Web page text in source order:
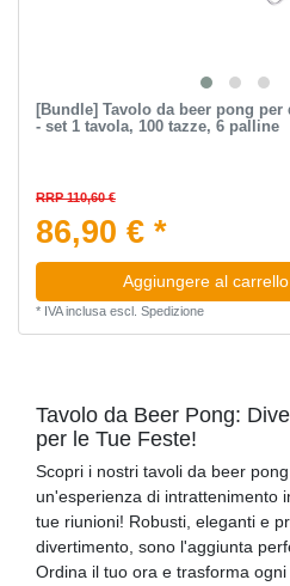
[Bundle] Tavolo da beer pong
- set 1 tavola, 100 tazze, 6 palline
RRP 110,60 €
86,90 € *
Aggiungere al
* IVA inclusaescl. Spedizione
Tavolo da Beer Pong:
per le Tue Feste!
Scopri i nostri tavoli da beer
un'esperienza di intrattenimento
tue riunioni! Robusti, eleganti e
divertimento, sono l'aggiunta
Ordina il tuo ora e trasforma